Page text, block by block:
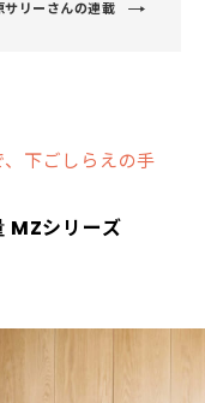
サリーさんの連載
下ごしらえの手
MZシリーズ